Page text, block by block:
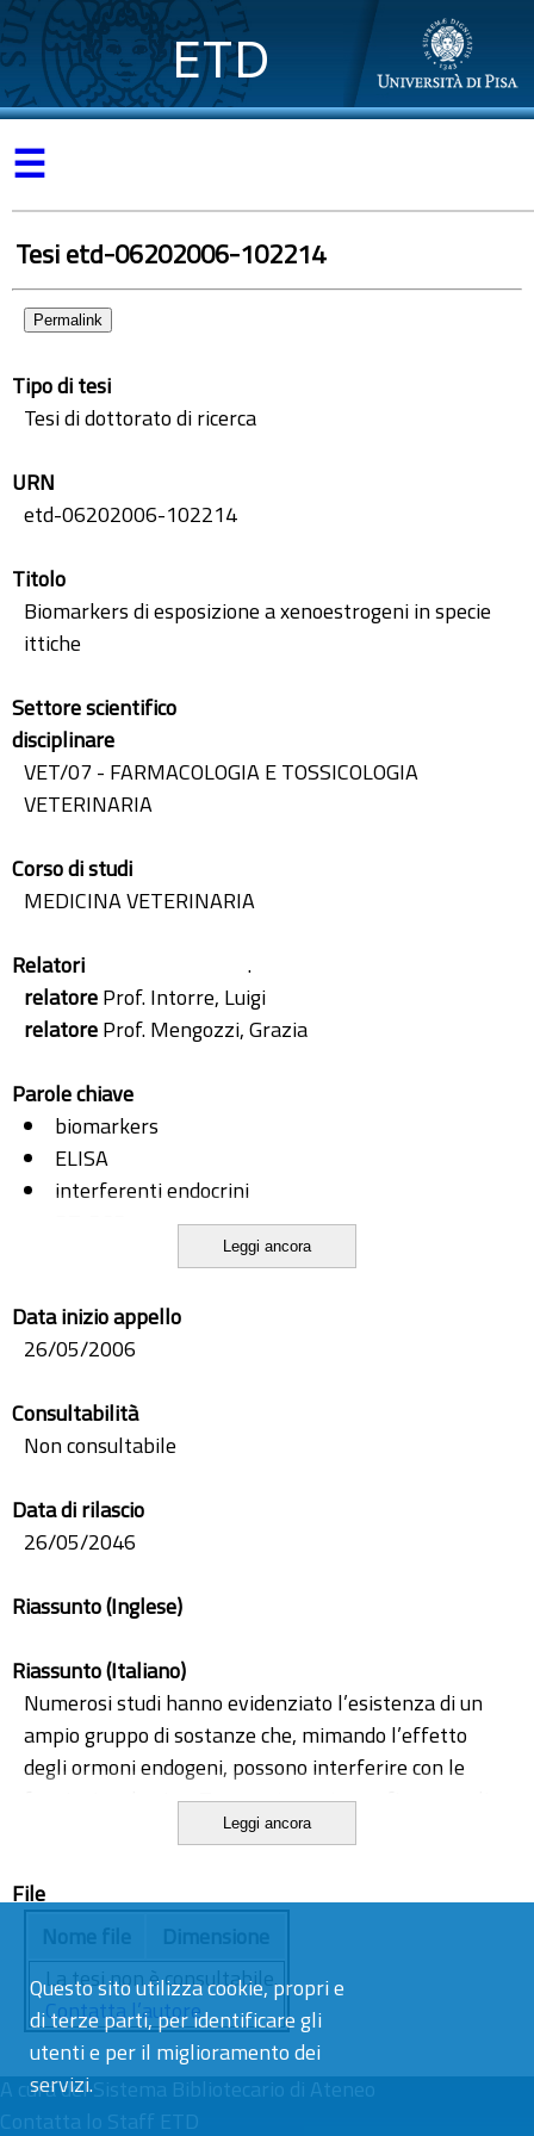
Questo sito utilizza cookie, propri e
di terze parti, per identificare gli
utenti e per il miglioramento dei
servizi.
ETD
☰
Tesi etd-06202006-102214
Permalink
Tipo di tesi
Tesi di dottorato di ricerca
URN
etd-06202006-102214
Titolo
Biomarkers di esposizione a xenoestrogeni in specie
ittiche
Settore scientifico
disciplinare
VET/07 - FARMACOLOGIA E TOSSICOLOGIA
VETERINARIA
Corso di studi
MEDICINA VETERINARIA
Relatori
.
relatoreProf. Intorre, Luigi
relatoreProf. Mengozzi, Grazia
Parole chiave
biomarkers
ELISA
interferenti endocrini
vitellogenina
Leggi ancora
Data inizio appello
26/05/2006
Consultabilità
Non consultabile
Data di rilascio
26/05/2046
Riassunto (Inglese)
Riassunto (Italiano)
Numerosi studi hanno evidenziato l’esistenza di un
ampio gruppo di sostanze che, mimando l’effetto
degli ormoni endogeni, possono interferire con le
funzioni endocrine. Tra queste sostanze figurano gli
estrogeni ambientali, o xenoestrogeni, composti
numerose attività antropiche. Modificazioni del
il differenziamento sessuale producono gravi
alterazioni negli equilibri naturali, infatti, gli
interferenti endocrini sono considerati buoni candidati
per spiegare il declino di popolazioni naturali di pesci
ed anfibi. Nello studio dei possibili effetti degli
interferenti endocrini una priorità è senza dubbio
Leggi ancora
File
La tesi non è consultabile.
Contatta l’autore
A cura delSistema Bibliotecario di Ateneo
Contatta lo Staff ETD